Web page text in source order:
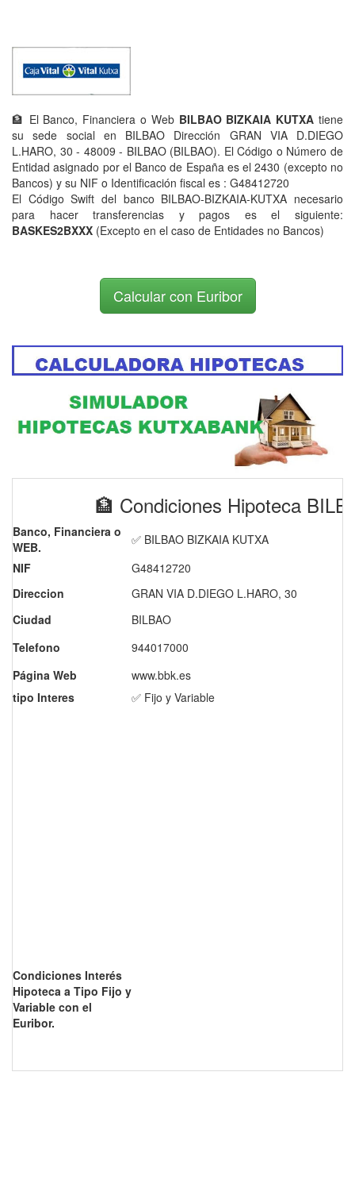
🏦 El Banco, Financiera o Web BILBAO BIZKAIA KUTXA tiene
su sede social en BILBAO Dirección GRAN VIA D.DIEGO
L.HARO, 30 - 48009 - BILBAO (BILBAO). El Código o Número de
Entidad asignado por el Banco de España es el 2430 (excepto no
Bancos) y su NIF o Identificación fiscal es : G48412720
El Código Swift del banco BILBAO-BIZKAIA-KUTXA necesario
para hacer transferencias y pagos es el siguiente:
BASKES2BXXX (Excepto en el caso de Entidades no Bancos)
Calcular con Euribor
🏦 Condiciones Hipoteca
Banco, Financiera o
WEB.
✅ BILBAO BIZKAIA KUTXA
NIF
G48412720
Direccion
GRAN VIA D.DIEGO L.HARO, 30
Ciudad
BILBAO
Telefono
944017000
Página Web
www.bbk.es
tipo Interes
✅ Fijo y Variable
Condiciones Interés
Hipoteca a Tipo Fijo y
Variable con el
Euribor.